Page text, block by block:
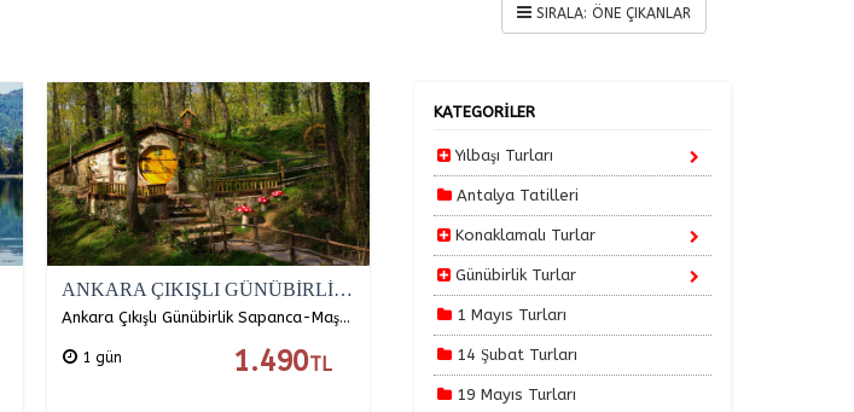
ANKARA ÇIKIŞLI GÜNÜBİRLİK SAPANCA - MAŞUKİYE- ORMANYA TURU
Ankara Çıkışlı Günübirlik Sapanca-Maşukiye-Ormanya Turu Ankara ve Kırıkkale Çıkışlı Günübirlik Sapanca-Maşukiye-Ormanya Turu Sapanca-Maşukiye-Ormanya'nın Gizli…
1 gün 1.490TL
KATEGORİLER
Yılbaşı Turları
Antalya Tatilleri
Konaklamalı Turlar
Günübirlik Turlar
1 Mayıs Turları
14 Şubat Turları
19 Mayıs Turları